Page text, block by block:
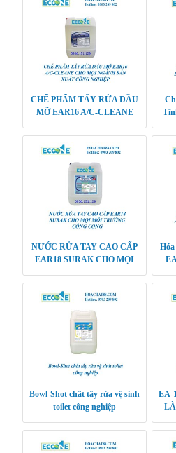
CHẾ PHẨM TẨY RỬA DẦU
MỠ EAR16 A/C-CLEANE
XUẤT CÔNG NGHIỆP
NƯỚC RỬA TAY CAO CẤP
EAR18 SURAK CHO MỌI
Bowl-Shot chất tẩy rửa vệ sinh
toilet công nghiệp
EA-